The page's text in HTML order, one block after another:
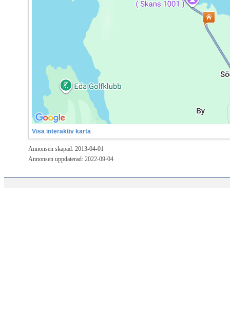
Visa interaktiv karta
Annonsen skapad: 2013-04-01
Annonsen uppdaterad: 2022-09-04